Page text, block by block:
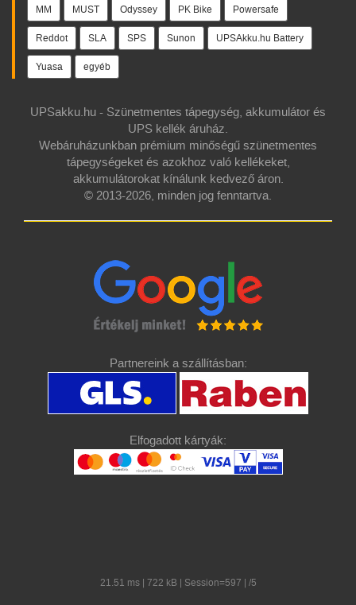
MM MUST Odyssey PK Bike Powersafe
Reddot SLA SPS Sunon UPSAkku.hu Battery
Yuasa egyéb
UPSakku.hu - Szünetmentes tápegység, akkumulátor és
UPS kellék áruház.
Webáruházunkban prémium minőségű szünetmentes
tápegységeket és azokhoz való kellékeket,
akkumulátorokat kínálunk kedvező áron.
© 2013-2026, minden jog fenntartva.
Partnereink a szállításban:
Elfogadott kártyák:
21.51 ms | 722 kB | Session=597 | /5